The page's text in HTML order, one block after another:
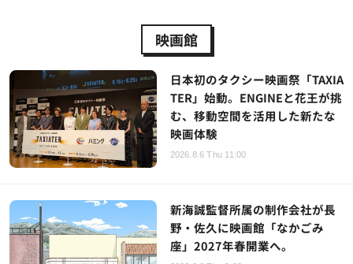
映画館
日本初のタクシー映画祭「TAXIA
TER」始動。ENGINEと花王が挑
む、移動空間を活用した新たな
映画体験
2026.8.6 Thu 11:00
新海誠監督所属の制作会社が長
野・佐久に映画館「なかごみ
座」2027年春開業へ。